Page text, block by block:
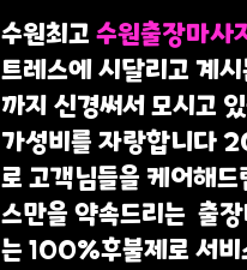
수원최고 수원출장마사
트레스에 시달리고 계
까지 신경써서 모시고
가성비를 자랑합니다
로 고객님들을 케어해
스만을 약속드리는 출
는 100%후불제로 서비